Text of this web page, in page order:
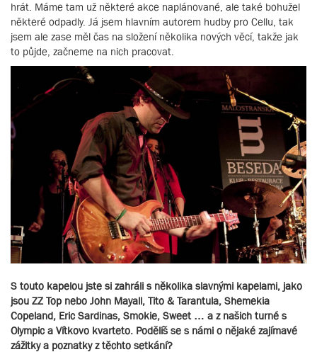
hrát. Máme tam už některé akce naplánované, ale také bohužel
některé odpadly. Já jsem hlavním autorem hudby pro Cellu, tak
jsem ale zase měl čas na složení několika nových věcí, takže jak
to půjde, začneme na nich pracovat.
S touto kapelou jste si zahráli s několika slavnými kapelami, jako
jsou ZZ Top nebo John Mayall, Tito & Tarantula, Shemekia
Copeland, Eric Sardinas, Smokie, Sweet … a z našich turné s
Olympic a Vítkovo kvarteto. Podělíš se s námi o nějaké zajímavé
zážitky a poznatky z těchto setkání?